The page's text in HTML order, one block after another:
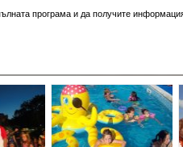
програма и да получите